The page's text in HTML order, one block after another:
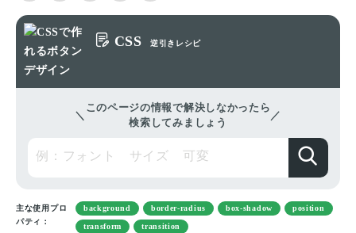
CSS 逆引きレシピ
このページの情報で解決しなかったら
検索してみましょう
主な使用プロ
パティ：
background border-radius box-shadow position
transform transition